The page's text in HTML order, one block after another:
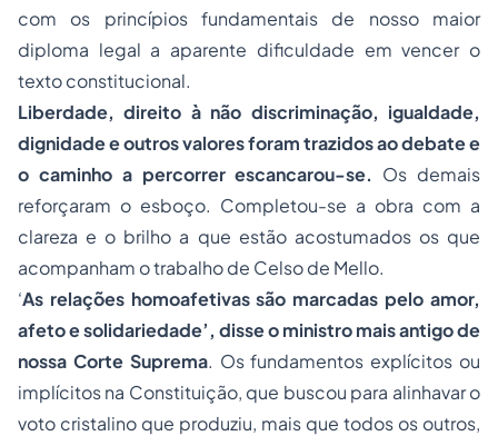
com os princípios fundamentais de nosso maior
diploma legal a aparente dificuldade em vencer o
texto constitucional.
Liberdade, direito à não discriminação, igualdade,
dignidade e outros valores foram trazidos ao debate e
o caminho a percorrer escancarou-se. Os demais
reforçaram o esboço. Completou-se a obra com a
clareza e o brilho a que estão acostumados os que
acompanham o trabalho de Celso de Mello.
‘As relações homoafetivas são marcadas pelo amor,
afeto e solidariedade’, disse o ministro mais antigo de
nossa Corte Suprema. Os fundamentos explícitos ou
implícitos na Constituição, que buscou para alinhavar o
voto cristalino que produziu, mais que todos os outros,